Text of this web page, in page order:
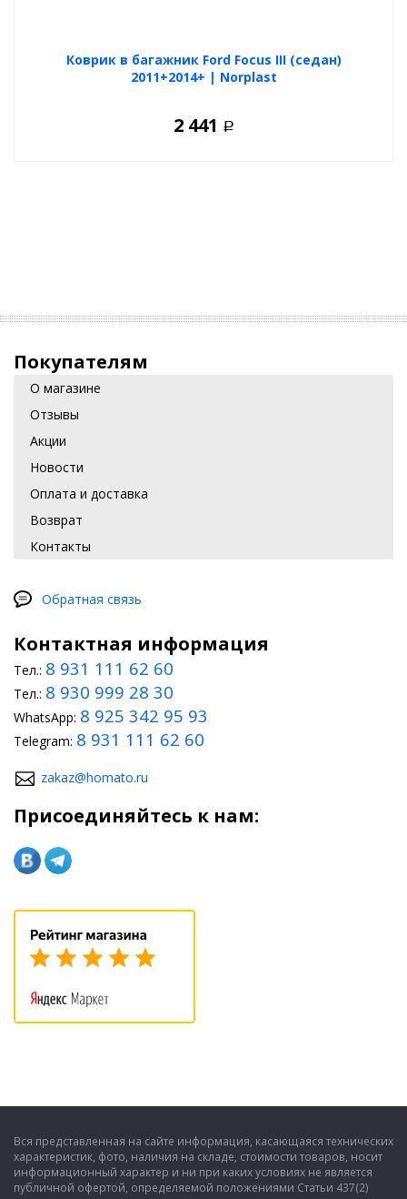
Коврик в багажник Ford Focus III (седан)
2011+2014+ | Norplast
2 441 Р
Покупателям
О магазине
Отзывы
Акции
Новости
Оплата и доставка
Возврат
Контакты
Обратная связь
Контактная информация
Тел.: 8 931 111 62 60
Тел.: 8 930 999 28 30
WhatsApp: 8 925 342 95 93
Telegram: 8 931 111 62 60
zakaz@homato.ru
Присоединяйтесь к нам:
Вся представленная на сайте информация, касающаяся технических
характеристик, фото, наличия на складе, стоимости товаров, носит
информационный характер и ни при каких условиях не является
публичной офертой, определяемой положениями Статьи 437(2)